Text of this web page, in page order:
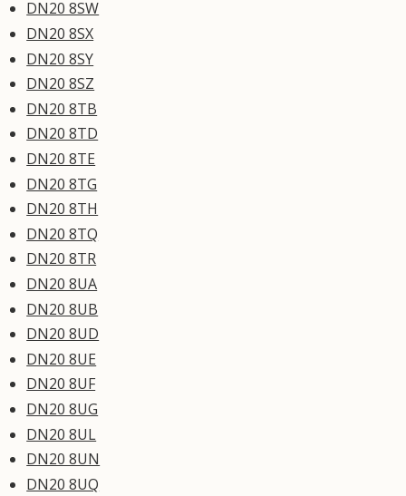
DN20 8SW
DN20 8SX
DN20 8SY
DN20 8SZ
DN20 8TB
DN20 8TD
DN20 8TE
DN20 8TG
DN20 8TH
DN20 8TQ
DN20 8TR
DN20 8UA
DN20 8UB
DN20 8UD
DN20 8UE
DN20 8UF
DN20 8UG
DN20 8UL
DN20 8UN
DN20 8UQ